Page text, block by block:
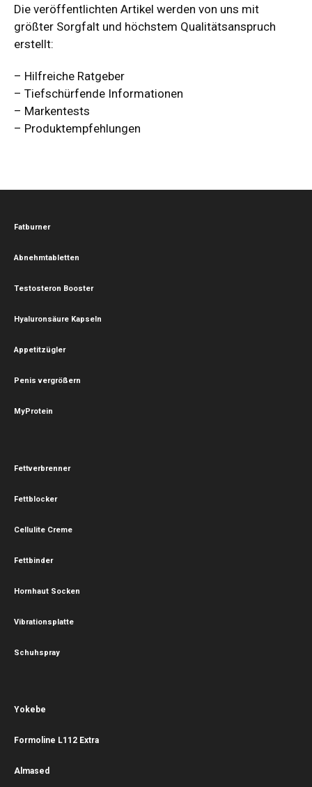
Die veröffentlichten Artikel werden von uns mit
größter Sorgfalt und höchstem Qualitätsanspruch
erstellt:
– Hilfreiche Ratgeber
– Tiefschürfende Informationen
– Markentests
– Produktempfehlungen
Fatburner
Abnehmtabletten
Testosteron Booster
Hyaluronsäure Kapseln
Appetitzügler
Penis vergrößern
MyProtein
Fettverbrenner
Fettblocker
Cellulite Creme
Fettbinder
Hornhaut Socken
Vibrationsplatte
Schuhspray
Yokebe
Formoline L112 Extra
Almased